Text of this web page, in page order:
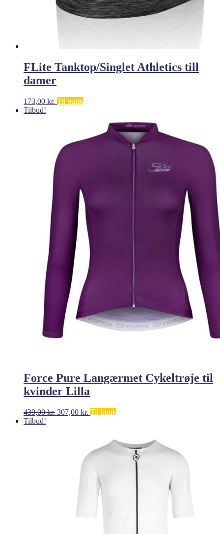
FLite Tanktop/Singlet Athletics till
damer
173,00 kr. Til butik
Tilbud!
Force Pure Langærmet Cykeltrøje til
kvinder Lilla
439,00kr. Den
307,00 kr. Den
307,00 kr..
Til butik
Tilbud!